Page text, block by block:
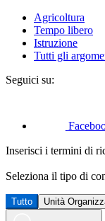
Agricoltura
Tempo libero
Istruzione
Tutti gli
Seguici su:
Inserisci i termini di
Seleziona il tipo di
Tutto Unità